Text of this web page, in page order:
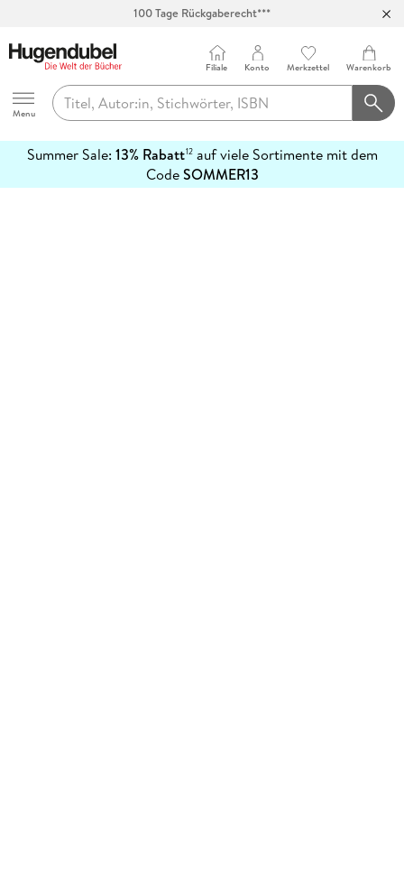
100 Tage Rückgaberecht***
Hugendubel
Menu
Filiale Konto Merkzettel Warenkorb
Summer Sale: 13% Rabatt12auf viele Sortimente mit dem
CodeSOMMER13
erfahren